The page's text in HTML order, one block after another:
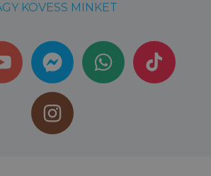
KÖVESS MINKET